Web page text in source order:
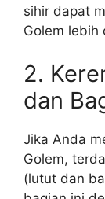
sihir dapat
Golem lebih
2.
dan
Jika Anda
Golem,
(lutut dan